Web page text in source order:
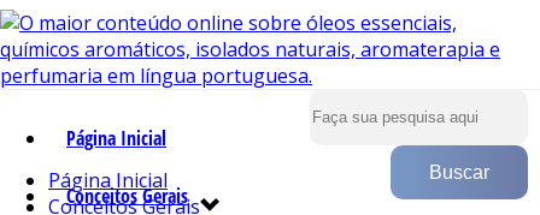
Página Inicial
Conceitos Gerais
Página Inicial
Conceitos Gerais